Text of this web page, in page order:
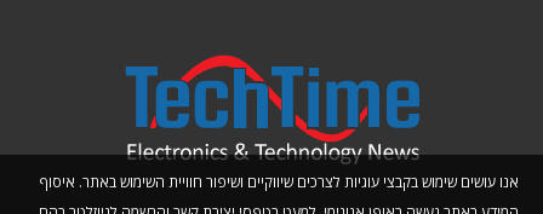
אנו עושים שימוש בקבצי עוגיות לצרכים שיווקיים ושיפור חוויית השימוש באתר. איסוף